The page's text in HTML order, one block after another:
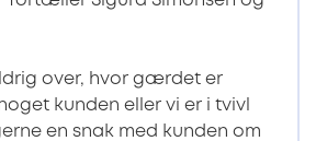
over, hvor gærdet er
kunden eller vi er i tvivl
en snak med kunden om